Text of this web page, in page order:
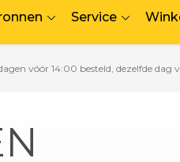
Service
vóór 14:00 besteld, dezelfde dag